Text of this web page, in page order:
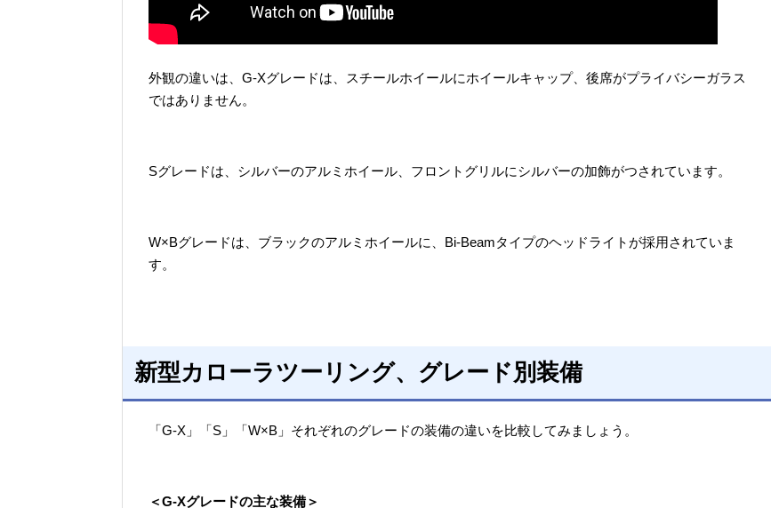
外観の違いは、G-Xグレードは、スチールホイールにホイールキャップ、後席がプライバシーガラス
ではありません。
Sグレードは、シルバーのアルミホイール、フロントグリルにシルバーの加飾がつされています。
W×Bグレードは、ブラックのアルミホイールに、Bi-Beamタイプのヘッドライトが採用されていま
す。
新型カローラツーリング、グレード別装備
「G-X」「S」「W×B」それぞれのグレードの装備の違いを比較してみましょう。
＜G-Xグレードの主な装備＞